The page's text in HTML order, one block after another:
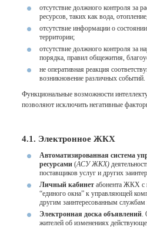
отсутствие должного контроля за
ресурсов, таких как вода,
отсутствие информации о
территории;
отсутствие должного контроля за
порядка, правил общежития,
не оперативная реакция
возникновение различных событий.
Функциональные возможности
позволяют исключить негативные
4.1. Электронное ЖКХ
Автоматизированная система
ресурсами (АСУ ЖКХ)
поставщиков услуг и других
Личный кабинет абонента ЖКХ с
“единого окна” к управляющей
другим заинтересованным службам
Электронная доска объявлений
жителей об изменениях